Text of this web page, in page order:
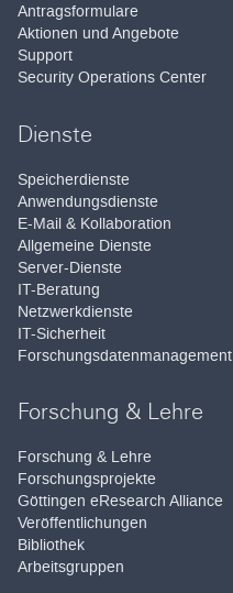
Antragsformulare
Aktionen und Angebote
Support
Security Operations Center
Dienste
Speicherdienste
Anwendungsdienste
E-Mail & Kollaboration
Allgemeine Dienste
Server-Dienste
IT-Beratung
Netzwerkdienste
IT-Sicherheit
Forschungsdatenmanagement
Forschung & Lehre
Forschung & Lehre
Forschungsprojekte
Göttingen eResearch Alliance
Veröffentlichungen
Bibliothek
Arbeitsgruppen